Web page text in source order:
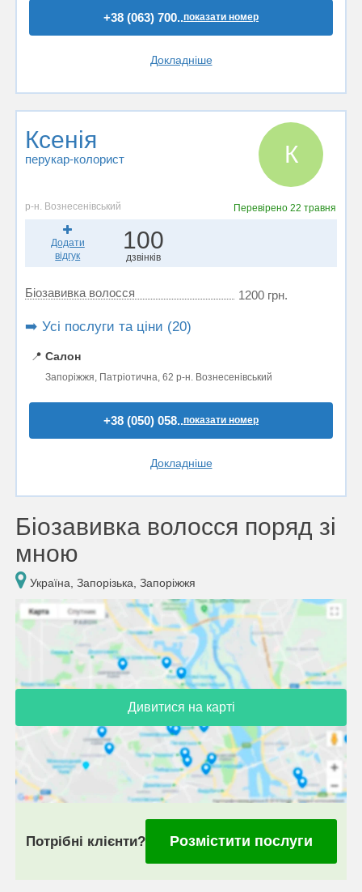
+38 (063) 700..показати номер
Докладніше
Ксенія
перукар-колорист К
р-н. Вознесенівський Перевірено22 травня
Додати
відгук
100
дзвінків
Біозавивка волосся 1200 грн.
➡️ Усі послуги та ціни (20)
📍 Салон
Запоріжжя, Патріотична, 62 р-н. Вознесенівський
+38 (050) 058..показати номер
Докладніше
Біозавивка волосся поряд зі
мною
Україна, Запорізька, Запоріжжя
Дивитися на карті
Потрібні клієнти? Розмістити послуги